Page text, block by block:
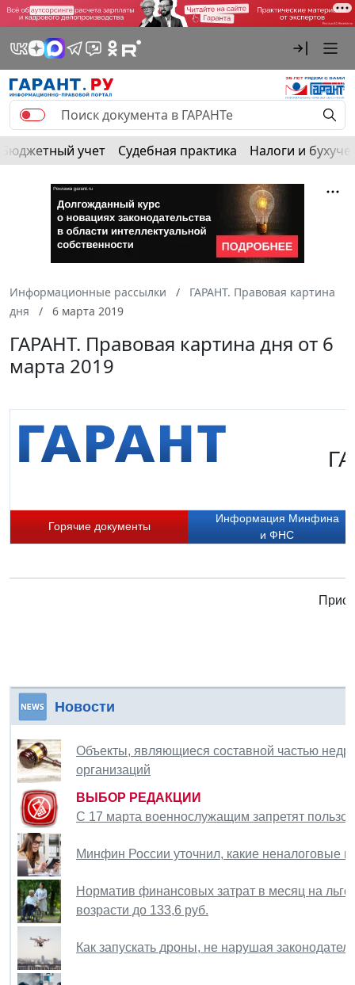
Бюджетный учет Судебная практика Налоги и
Информационные рассылки
ГАРАНТ. Правовая картина
дня
6 марта 2019
ГАРАНТ. Правовая картина дня от 6
марта 2019
Горячие документы
Информация Минфина
и ФНС
Новости
Объекты, являющиеся составной частью
организаций
ВЫБОР РЕДАКЦИИ
С 17 марта военнослужащим запретят
Минфин России уточнил, какие неналоговые
Норматив финансовых затрат в месяц на
возрасти до 133,6 руб.
Как запускать дроны, не нарушая